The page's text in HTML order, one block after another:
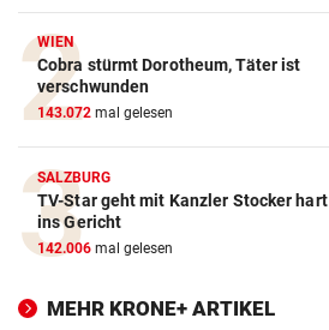
WIEN
Cobra stürmt Dorotheum, Täter ist
verschwunden
143.072 mal gelesen
SALZBURG
TV-Star geht mit Kanzler Stocker hart
ins Gericht
142.006 mal gelesen
MEHR KRONE+ ARTIKEL